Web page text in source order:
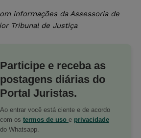
informações da Assessoria de
Tribunal de Justiça
Participe e receba as
postagens diárias do
Portal Juristas.
Ao entrar você está ciente e de acordo
com os termos de uso e privacidade
do Whatsapp.